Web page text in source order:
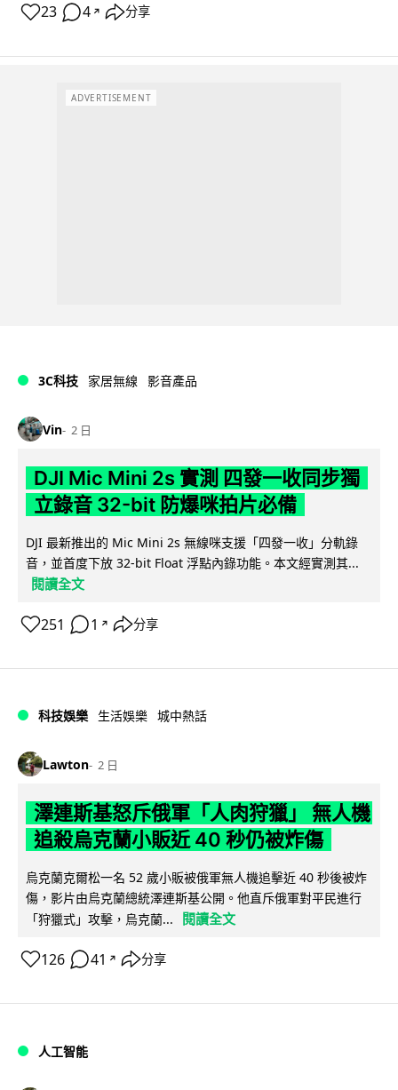
23 4 ↗ 分享
ADVERTISEMENT
3C科技 家居無線 影音產品
Vin 2 日
DJI Mic Mini 2s 實測 四發一收同步獨
立錄音 32-bit 防爆咪拍片必備
DJI 最新推出的 Mic Mini 2s 無線咪支援「四發一收」分軌錄
音，並首度下放 32-bit Float 浮點內錄功能。本文經實測其...
閱讀全文
251 1 ↗ 分享
科技娛樂 生活娛樂 城中熱話
Lawton 2 日
澤連斯基怒斥俄軍「人肉狩獵」 無人機
追殺烏克蘭小販近 40 秒仍被炸傷
烏克蘭克爾松一名 52 歲小販被俄軍無人機追擊近 40 秒後被炸
傷，影片由烏克蘭總統澤連斯基公開。他直斥俄軍對平民進行
「狩獵式」攻擊，烏克蘭...
閱讀全文
126 41 ↗ 分享
人工智能